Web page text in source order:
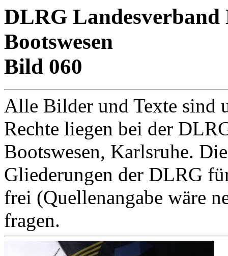
DLRG Landesverband
Bootswesen
Bild 060
Alle Bilder und Texte sind
Rechte liegen bei der
Bootswesen, Karlsruhe.
Gliederungen der DLRG
frei (Quellenangabe wäre
fragen.